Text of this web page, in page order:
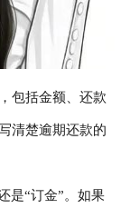
包括金额、还款
清楚逾期还款的
“订金”。如果